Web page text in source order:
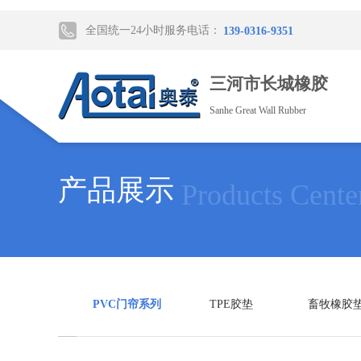
全国统一24小时服务电话： 139-0316-9351
三河市长城橡胶
Sanhe Great Wall Rubber
产品展示 Products
PVC门帘系列 TPE胶垫 畜牧橡胶